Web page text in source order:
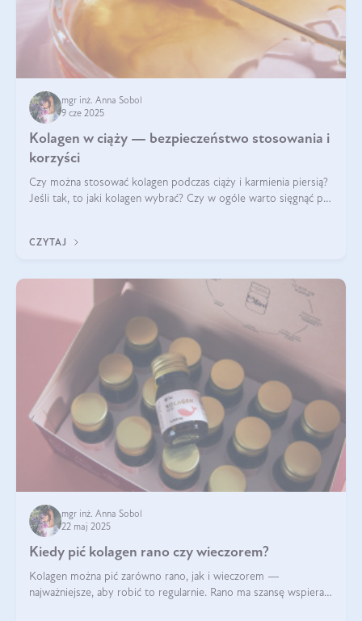
mgr inż. Anna Sobol
9 cze 2025
Kolagen w ciąży — bezpieczeństwo stosowania i
korzyści
Czy można stosować kolagen podczas ciąży i karmienia piersią?
Jeśli tak, to jaki kolagen wybrać? Czy w ogóle warto sięgnąć po
CZYTAJ
mgr inż. Anna Sobol
22 maj 2025
Kiedy pić kolagen rano czy wieczorem?
Kolagen można pić zarówno rano, jak i wieczorem —
najważniejsze, aby robić to regularnie. Rano ma szansę wspierać